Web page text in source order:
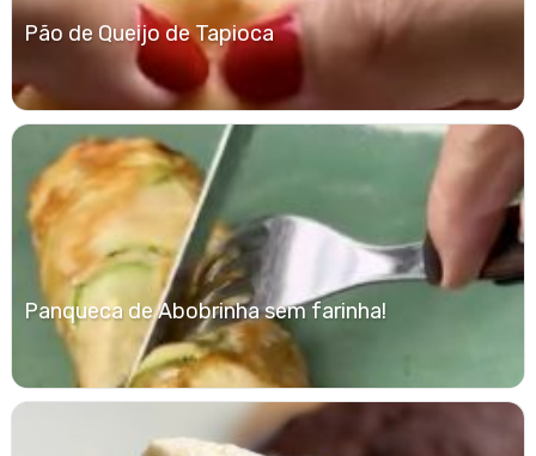
Pão de Queijo de Tapioca
Panqueca de Abobrinha sem farinha!